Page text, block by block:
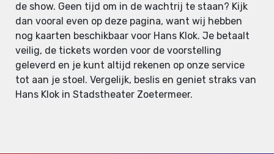
de show. Geen tijd om in de wachtrij te staan? Kijk
dan vooral even op deze pagina, want wij hebben
nog kaarten beschikbaar voor Hans Klok. Je betaalt
veilig, de tickets worden voor de voorstelling
geleverd en je kunt altijd rekenen op onze service
tot aan je stoel. Vergelijk, beslis en geniet straks van
Hans Klok in Stadstheater Zoetermeer.